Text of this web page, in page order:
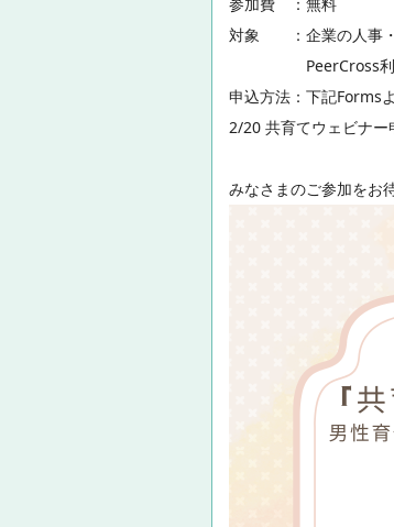
対象 ：企業の人事・
PeerCross利用者
申込方法：下記Forms
2/20 共育てウェビナ
みなさまのご参加をお